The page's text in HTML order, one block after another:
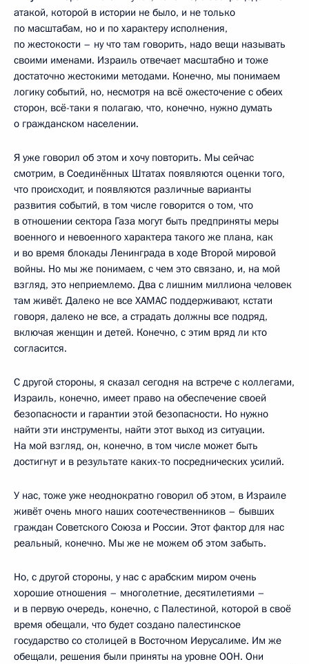
атакой, которой в истории не было, и не только
по масштабам, но и по характеру исполнения,
по жестокости – ну что там говорить, надо вещи называть
своими именами. Израиль отвечает масштабно и тоже
достаточно жестокими методами. Конечно, мы понимаем
логику событий, но, несмотря на всё ожесточение с обеих
сторон, всё-таки я полагаю, что, конечно, нужно думать
о гражданском населении.
Я уже говорил об этом и хочу повторить. Мы сейчас
смотрим, в Соединённых Штатах появляются оценки того,
что происходит, и появляются различные варианты
развития событий, в том числе говорится о том, что
в отношении сектора Газа могут быть предприняты меры
военного и невоенного характера такого же плана, как
и во время блокады Ленинграда в ходе Второй мировой
войны. Но мы же понимаем, с чем это связано, и, на мой
взгляд, это неприемлемо. Два с лишним миллиона человек
там живёт. Далеко не все ХАМАС поддерживают, кстати
говоря, далеко не все, а страдать должны все подряд,
включая женщин и детей. Конечно, с этим вряд ли кто
согласится.
С другой стороны, я сказал сегодня на встрече с коллегами,
Израиль, конечно, имеет право на обеспечение своей
безопасности и гарантии этой безопасности. Но нужно
найти эти инструменты, найти этот выход из ситуации.
На мой взгляд, он, конечно, в том числе может быть
достигнут и в результате каких-то посреднических усилий.
У нас, тоже уже неоднократно говорил об этом, в Израиле
живёт очень много наших соотечественников – бывших
граждан Советского Союза и России. Этот фактор для нас
реальный, конечно. Мы же не можем об этом забыть.
Но, с другой стороны, у нас с арабским миром очень
хорошие отношения – многолетние, десятилетиями –
и в первую очередь, конечно, с Палестиной, которой в своё
время обещали, что будет создано палестинское
государство со столицей в Восточном Иерусалиме. Им же
обещали, решения были приняты на уровне ООН. Они